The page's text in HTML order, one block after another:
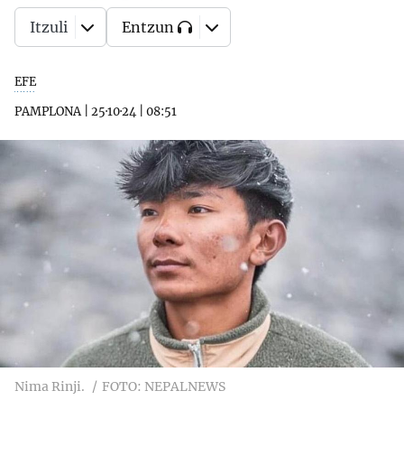
EFE
PAMPLONA| 25·10·24 08:51
Itzuli Entzun
Nima Rinji. FOTO: NEPALNEWS